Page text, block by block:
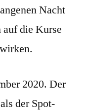
Nacht
die Kurse
2020. Der
der Spot-